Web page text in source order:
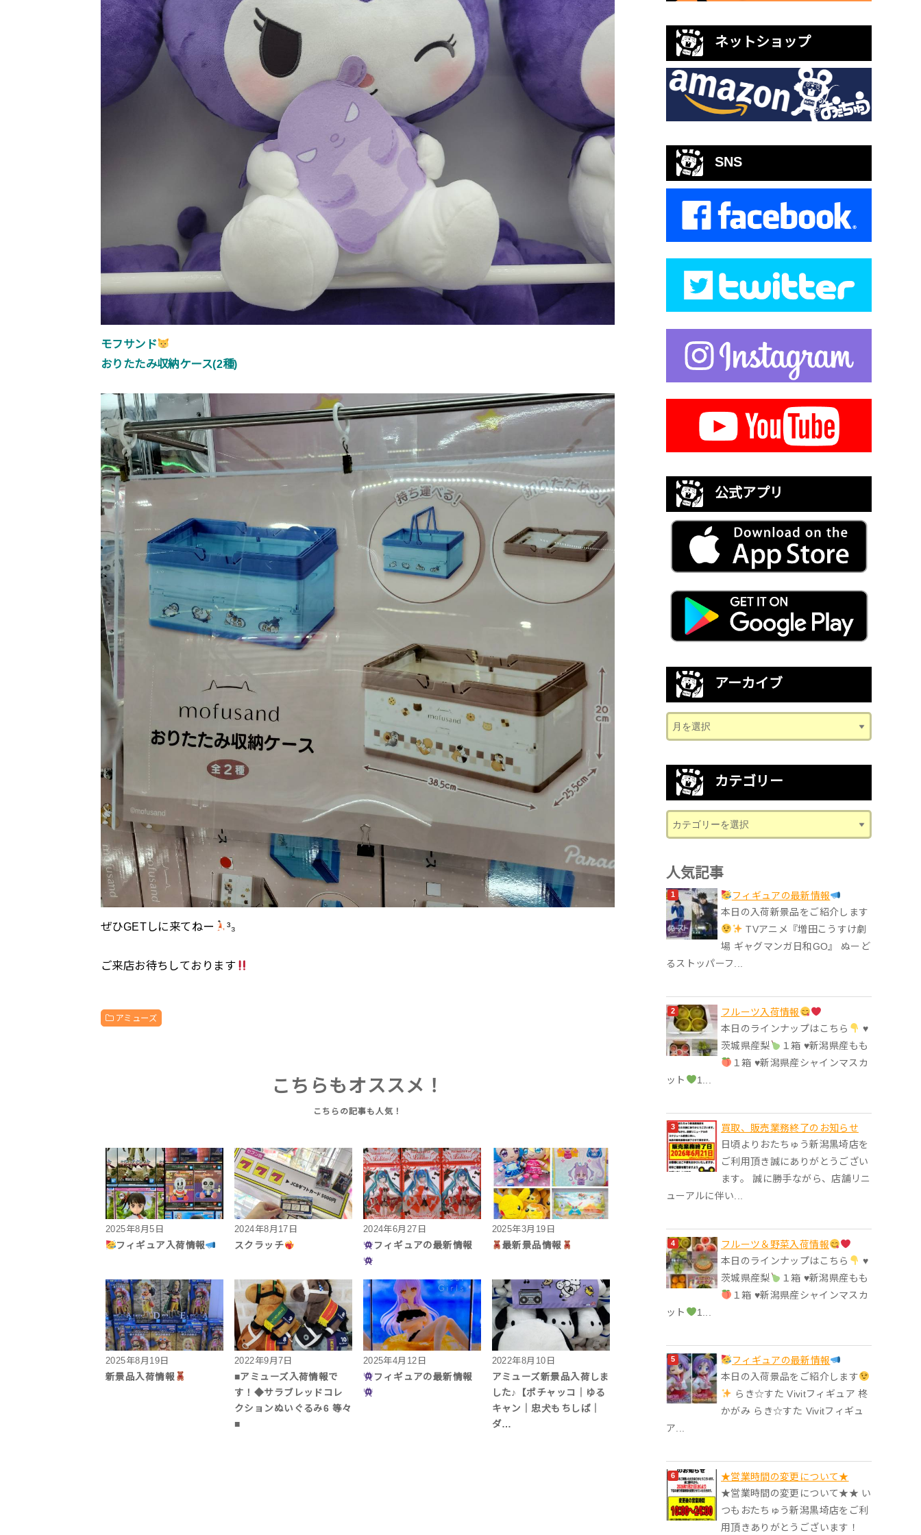
モフサンド
おりたたみ収納ケース(2種)
ぜひGETしに来てねー ³₃
ご来店お待ちしております
アミューズ
こちらもオススメ！
2025年8月5日
フィギュア入荷情報
2024年8月17日
スクラッチ
2024年6月27日
フィギュアの最新情報
2025年3月19日
最新景品情報
2025年8月19日
新景品入荷情報
2022年9月7日
■アミューズ入荷情報で
す！◆サラブレッドコレ
クションぬいぐるみ6 等々
■
2025年4月12日
フィギュアの最新情報
2022年8月10日
アミューズ新景品入荷しま
した♪【ポチャッコ｜ゆる
キャン｜忠犬もちしば｜
ダ…
ネットショップ
SNS
公式アプリ
アーカイブ
カテゴリー
人気記事
フィギュアの最新情報
本日の入荷新景品をご紹介します
TVアニメ『増田こうすけ劇
場 ギャグマンガ日和GO』 ぬーど
るストッパーフ...
フルーツ入荷情報
本日のラインナップはこちら
♥︎
茨城県産梨
１箱 ♥︎新潟県産もも
１箱 ♥︎新潟県産シャインマスカ
ット
1...
買取、販売業務終了のお知らせ
日頃よりおたちゅう新潟黒埼店を
ご利用頂き誠にありがとうござい
ます。 誠に勝手ながら、店舗リニ
ューアルに伴い...
フルーツ＆野菜入荷情報
本日のラインナップはこちら
♥︎
茨城県産梨
１箱 ♥︎新潟県産もも
１箱 ♥︎新潟県産シャインマスカ
ット
1...
フィギュアの最新情報
本日の入荷景品をご紹介します
らき☆すた Vivitフィギュア 柊
かがみ らき☆すた Vivitフィギュ
ア...
★営業時間の変更について★
★営業時間の変更について★★ い
つもおたちゅう新潟黒埼店をご利
用頂きありがとうございます！